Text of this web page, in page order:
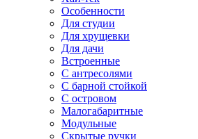
Особенности
Для студии
Для хрущевки
Для дачи
Встроенные
С антресолями
С барной стойкой
С островом
Малогабаритные
Модульные
Скрытые ручки